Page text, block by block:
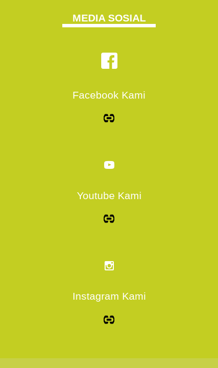
MEDIA SOSIAL
Facebook Kami
Youtube Kami
Instagram Kami